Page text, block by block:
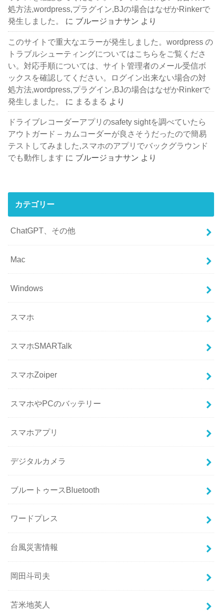
処方法,wordpress,プラグイン,BJの場合はなぜかRinkerで
発生しました。
に ブルージョナサン より
このサイトで重大なエラーが発生しました。wordpress の
トラブルシューティングについてはこちらをご覧くださ
い。対応手順については、サイト管理者のメール受信ボ
ックスを確認してください。ログイン出来ない場合の対
処方法,wordpress,プラグイン,BJの場合はなぜかRinkerで
発生しました。
に まるまる より
ドライブレコーダーアプリのsafety sightを調べていたら
アウトガード – カムコーダーが良さそうだったので簡易
テストしてみました,スマホのアプリでバックグラウンド
でも動作します に ブルージョナサン より
カテゴリー
ChatGPT、その他
Mac
Windows
スマホ
スマホSMARTalk
スマホZoiper
スマホやPCのバッテリー
スマホアプリ
デジタルカメラ
ブルートゥースBluetooth
ワードプレス
台風災害情報
岡田斗司夫
苫米地英人